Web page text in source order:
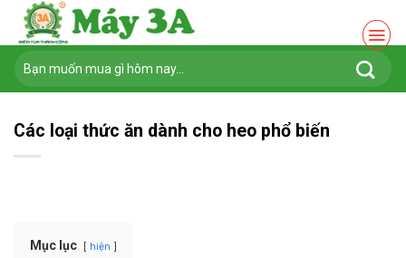
Chuyển
nội
dung
Tìm
kiếm:
Các loại thức ăn dành cho heo phổ biến
Mục lục hiện